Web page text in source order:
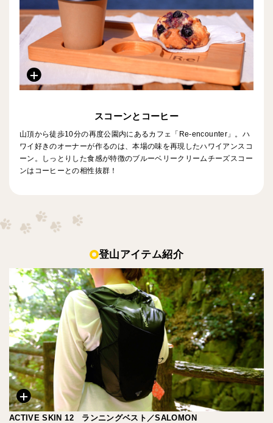
スコーンとコーヒー
山頂から徒歩10分の再度公園内にあるカフェ「Re-encounter」。ハ
ワイ好きのオーナーが作るのは、本場の味を再現したハワイアンスコ
ーン。しっとりした食感が特徴のブルーベリークリームチーズスコー
ンはコーヒーとの相性抜群！
登山アイテム紹介
ACTIVE SKIN 12 ランニングベスト／SALOMON